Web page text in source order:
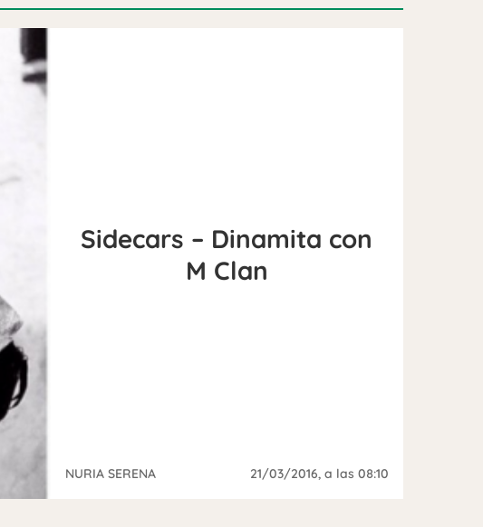
Sidecars – Dinamita con
M Clan
NURIA SERENA 21/03/2016, a las 08:10